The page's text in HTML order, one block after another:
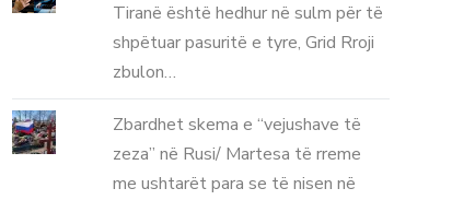
Tiranë është hedhur në sulm për të
shpëtuar pasuritë e tyre, Grid Rroji
zbulon…
Zbardhet skema e “vejushave të
zeza” në Rusi/ Martesa të rreme
me ushtarët para se të nisen në